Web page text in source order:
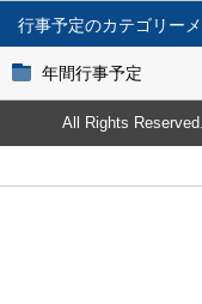
行事予定
年間行事予定
All Rights